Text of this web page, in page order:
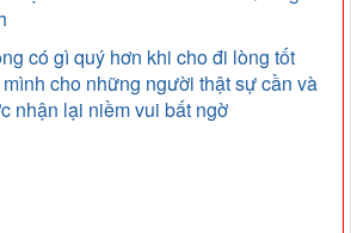
có gì quý hơn khi cho đi lòng tốt
cho những người thật sự cần và
nhận lại niềm vui bất ngờ